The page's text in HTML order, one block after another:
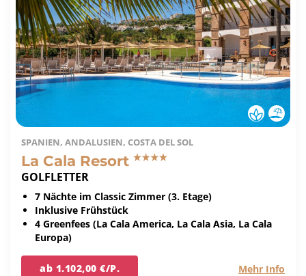
SPANIEN, ANDALUSIEN, COSTA DEL SOL
La Cala Resort
GOLFLETTER
7 Nächte im Classic Zimmer (3. Etage)
Inklusive Frühstück
4 Greenfees (La Cala America, La Cala Asia, La Cala
Europa)
ab 1.102,00 €/P. Mehr Info